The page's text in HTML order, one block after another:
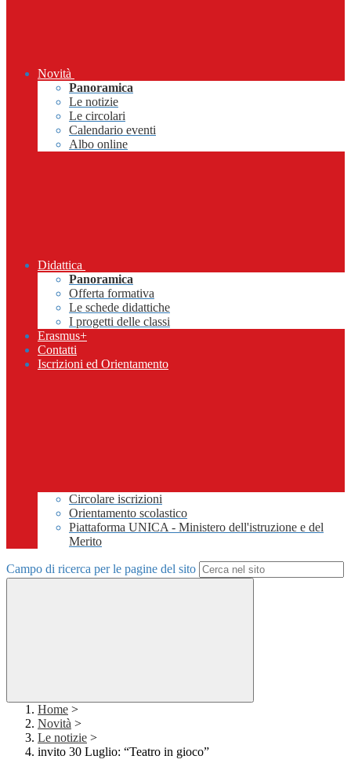
Novità
Panoramica
Le notizie
Le circolari
Calendario eventi
Albo online
Didattica
Panoramica
Offerta formativa
Le schede didattiche
I progetti delle classi
Erasmus+
Contatti
Iscrizioni ed Orientamento
Circolare iscrizioni
Orientamento scolastico
Piattaforma UNICA - Ministero dell'istruzione e del
Merito
Campo di ricerca per le pagine del sito
Home >
Novità >
Le notizie >
invito 30 Luglio: “Teatro in gioco”